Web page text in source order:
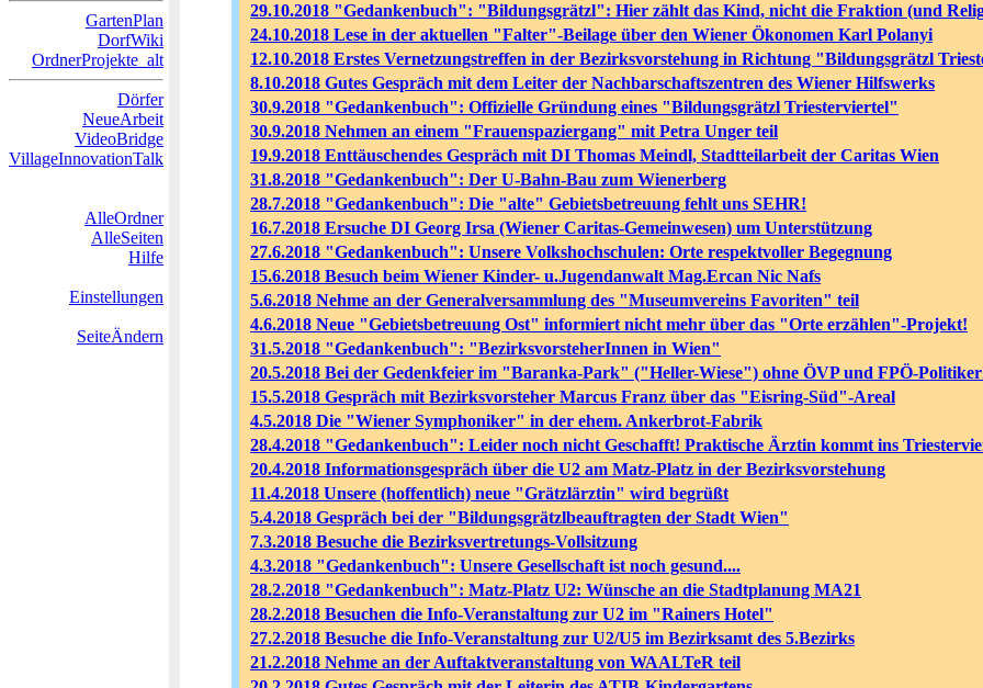
GartenPlan
DorfWiki
OrdnerProjekte_alt
Dörfer
NeueArbeit
VideoBridge
VillageInnovationTalk
AlleOrdner
AlleSeiten
Hilfe
Einstellungen
SeiteÄndern
29.10.2018 "Gedankenbuch": "Bildungsgrätzl": Hier zählt das Kind, nicht die Fraktion (und
24.10.2018 Lese in der aktuellen "Falter"-Beilage über den Wiener Ökonomen Karl Polanyi
12.10.2018 Erstes Vernetzungstreffen in der Bezirksvorstehung in Richtung "Bildungsgrätzl
8.10.2018 Gutes Gespräch mit dem Leiter der Nachbarschaftszentren des Wiener Hilfswerks
30.9.2018 "Gedankenbuch": Offizielle Gründung eines "Bildungsgrätzl Triesterviertel"
30.9.2018 Nehmen an einem "Frauenspaziergang" mit Petra Unger teil
19.9.2018 Enttäuschendes Gespräch mit DI Thomas Meindl, Stadtteilarbeit der Caritas Wien
31.8.2018 "Gedankenbuch": Der U-Bahn-Bau zum Wienerberg
28.7.2018 "Gedankenbuch": Die "alte" Gebietsbetreuung fehlt uns SEHR!
16.7.2018 Ersuche DI Georg Irsa (Wiener Caritas-Gemeinwesen) um Unterstützung
27.6.2018 "Gedankenbuch": Unsere Volkshochschulen: Orte respektvoller Begegnung
15.6.2018 Besuch beim Wiener Kinder- u.Jugendanwalt Mag.Ercan Nic Nafs
5.6.2018 Nehme an der Generalversammlung des "Museumvereins Favoriten" teil
4.6.2018 Neue "Gebietsbetreuung Ost" informiert nicht mehr über das "Orte erzählen"-Projekt!
31.5.2018 "Gedankenbuch": "BezirksvorsteherInnen in Wien"
20.5.2018 Bei der Gedenkfeier im "Baranka-Park" ("Heller-Wiese") ohne ÖVP und FPÖ-
15.5.2018 Gespräch mit Bezirksvorsteher Marcus Franz über das "Eisring-Süd"-Areal
4.5.2018 Die "Wiener Symphoniker" in der ehem. Ankerbrot-Fabrik
28.4.2018 "Gedankenbuch": Leider noch nicht Geschafft! Praktische Ärztin kommt ins
20.4.2018 Informationsgespräch über die U2 am Matz-Platz in der Bezirksvorstehung
11.4.2018 Unsere (hoffentlich) neue "Grätzlärztin" wird begrüßt
5.4.2018 Gespräch bei der "Bildungsgrätzlbeauftragten der Stadt Wien"
7.3.2018 Besuche die Bezirksvertretungs-Vollsitzung
4.3.2018 "Gedankenbuch": Unsere Gesellschaft ist noch gesund....
28.2.2018 "Gedankenbuch": Matz-Platz U2: Wünsche an die Stadtplanung MA21
28.2.2018 Besuchen die Info-Veranstaltung zur U2 im "Rainers Hotel"
27.2.2018 Besuche die Info-Veranstaltung zur U2/U5 im Bezirksamt des 5.Bezirks
21.2.2018 Nehme an der Auftaktveranstaltung von WAALTeR teil